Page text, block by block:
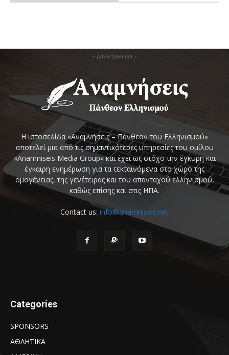
- Advertisement -
Η ιστοσελίδα «Αναμνήσεις – Πάνθεον του Ελληνισμού»
αποτελεί μια από τις σημαντικότερες υπηρεσίες του ομίλου
«Anamniseis Media Group» και έχει ως στόχο την έγκυρη και
έγκαιρη ενημέρωση για τα τεκταινόμενα στο χώρο της
ομογένειας, της γενέτειρας και του απανταχού ελληνισμού,
καθώς επίσης και στις ΗΠΑ.
Contact us: info@anamniseis.net
Categories
SPONSORS
ΑΘΛΗΤΙΚΑ